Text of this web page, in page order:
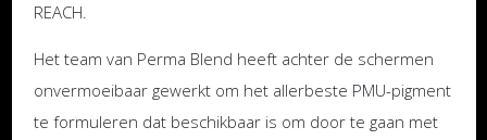
REACH.
Het team van Perma Blend heeft achter de schermen
onvermoeibaar gewerkt om het allerbeste PMU-pigment
te formuleren dat beschikbaar is om door te gaan met